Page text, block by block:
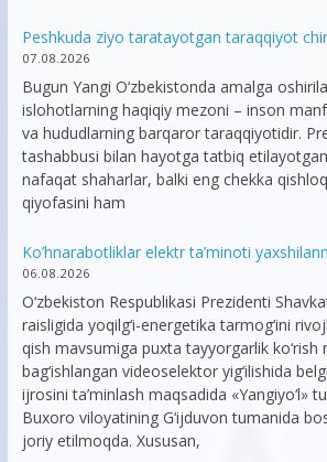
Peshkuda ziyo taratayotgan taraqqiyot
07.08.2026
Bugun Yangi O‘zbekistonda amalga
islohotlarning haqiqiy mezoni – inson
va hududlarning barqaror taraqqiyotidir.
tashabbusi bilan hayotga tatbiq
nafaqat shaharlar, balki eng chekka
qiyofasini ham
Ko’hnarabotliklar elektr ta’minoti
06.08.2026
O‘zbekiston Respublikasi Prezidenti
raisligida yoqilg‘i-energetika tarmog‘ini
qish mavsumiga puxta tayyorgarlik ko‘rish
bag‘ishlangan videoselektor yig‘ilishida
ijrosini ta’minlash maqsadida «Yangiyo‘l»
Buxoro viloyatining G‘ijduvon tumanida
joriy etilmoqda. Xususan,